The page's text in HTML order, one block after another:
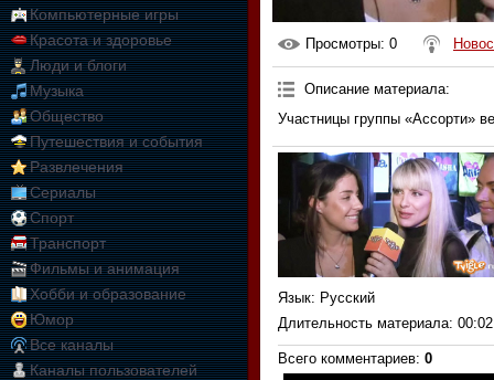
Компьютерные игры
Красота и здоровье
Люди и блоги
Музыка
Общество
Путешествия и события
Развлечения
Сериалы
Спорт
Транспорт
Фильмы и анимация
Хобби и образование
Юмор
Все каналы
Каналы пользователей
Просмотры: 0
Описание материала:
Участницы группы «Ассорти»
Язык: Русский
Длительность материала:
Всего комментариев: 0